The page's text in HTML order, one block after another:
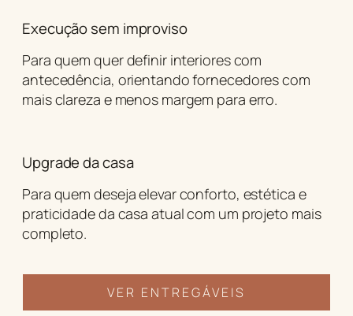
Execução sem improviso
Para quem quer definir interiores com
antecedência, orientando fornecedores com
mais clareza e menos margem para erro.
Upgrade da casa
Para quem deseja elevar conforto, estética e
praticidade da casa atual com um projeto mais
completo.
VER ENTREGÁVEIS